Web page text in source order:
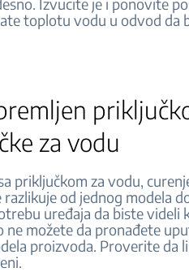
toplotu vodu u odvod da
za vodu
priključkom za vodu,
od jednog modela
uređaja da biste videli
ne možete da pronađete
proizvoda. Proverite da